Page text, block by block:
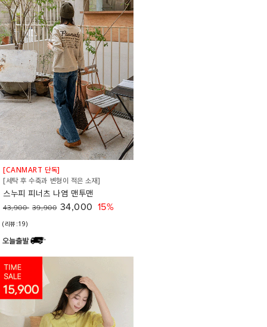
[CANMART 단독]
[세탁 후 수축과 변형이 적은 소재]
스누피 피너츠 나염 맨투맨
43,900 39,900 34,000 15%
(리뷰:19)